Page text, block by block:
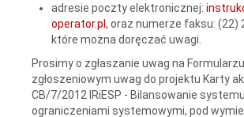
adresie poczty elektronicznej:
operator.pl , oraz numerze faksu: (22)
które można doręczać uwagi.
Prosimy o zgłaszanie uwag na Formularzu
zgłoszeniowym uwag do projektu Karty
CB/7/2012 IRiESP - Bilansowanie
ograniczeniami systemowymi, pod